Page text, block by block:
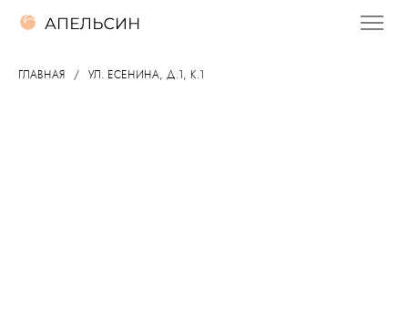
ГЛАВНАЯ УЛ. ЕСЕНИНА, Д.1, К.1